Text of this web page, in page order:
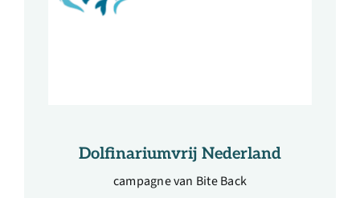
Dolfinariumvrij Nederland
campagne van Bite Back